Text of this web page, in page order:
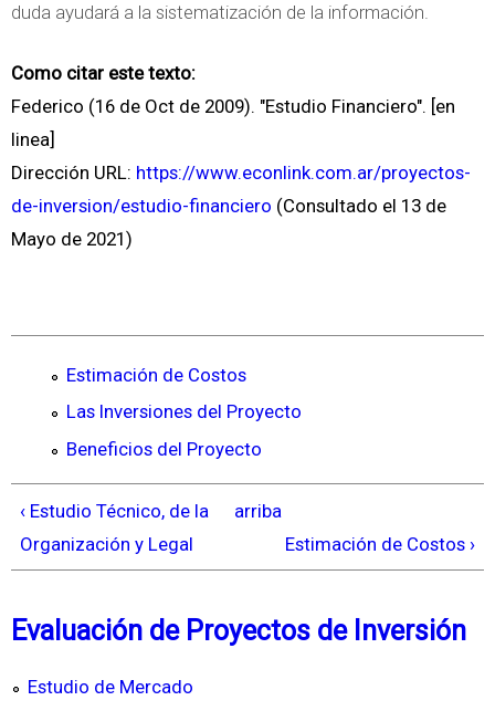
duda ayudará a la sistematización de la información.
Como citar este texto:
Federico (16 de Oct de 2009). "Estudio Financiero". [en
linea]
Dirección URL: https://www.econlink.com.ar/proyectos-
de-inversion/estudio-financiero (Consultado el 13 de
Mayo de 2021)
Estimación de Costos
Las Inversiones del Proyecto
Beneficios del Proyecto
‹ Estudio Técnico, de la
Organización y Legal
arriba
Estimación de Costos ›
Evaluación de Proyectos de Inversión
Estudio de Mercado